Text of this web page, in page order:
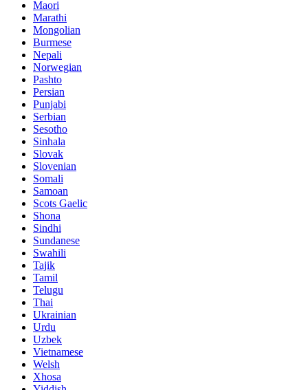
Maori
Marathi
Mongolian
Burmese
Nepali
Norwegian
Pashto
Persian
Punjabi
Serbian
Sesotho
Sinhala
Slovak
Slovenian
Somali
Samoan
Scots Gaelic
Shona
Sindhi
Sundanese
Swahili
Tajik
Tamil
Telugu
Thai
Ukrainian
Urdu
Uzbek
Vietnamese
Welsh
Xhosa